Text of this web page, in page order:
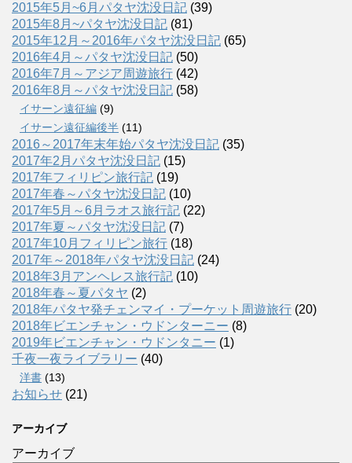
2015年5月~6月パタヤ沈没日記 (39)
2015年8月~パタヤ沈没日記 (81)
2015年12月～2016年パタヤ沈没日記 (65)
2016年4月～パタヤ沈没日記 (50)
2016年7月～アジア周遊旅行 (42)
2016年8月～パタヤ沈没日記 (58)
イサーン遠征編 (9)
イサーン遠征編後半 (11)
2016～2017年末年始パタヤ沈没日記 (35)
2017年2月パタヤ沈没日記 (15)
2017年フィリピン旅行記 (19)
2017年春～パタヤ沈没日記 (10)
2017年5月～6月ラオス旅行記 (22)
2017年夏～パタヤ沈没日記 (7)
2017年10月フィリピン旅行 (18)
2017年～2018年パタヤ沈没日記 (24)
2018年3月アンヘレス旅行記 (10)
2018年春～夏パタヤ (2)
2018年パタヤ発チェンマイ・プーケット周遊旅行 (20)
2018年ビエンチャン・ウドンターニー (8)
2019年ビエンチャン・ウドンタニー (1)
千夜一夜ライブラリー (40)
洋書 (13)
お知らせ (21)
アーカイブ
アーカイブ